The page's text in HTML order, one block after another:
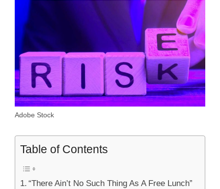
Adobe Stock
Table of Contents
“There Ain’t No Such Thing As A Free Lunch”